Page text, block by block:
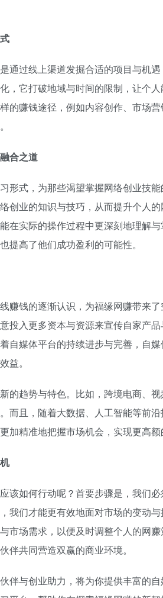
通过线上渠道发掘合适的项目与机
，它打破地域与时间的限制，让个
的赚钱途径，例如内容创作、市场
合之道
形式，为那些渴望掌握网络创业技
创业的知识与技巧，从而提升个人
在实际的操作过程中更深刻地理解
提高了他们成功盈利的可能性。
赚钱的逐渐认识，为福缘网赚带来
投入更多资本与资源来宣传自家产
自媒体平台的持续进步与完善，自
益。
的趋势与特色。比如，跨境电商、
而且，随着大数据、人工智能等前
加精准地把握市场机会，实现更高额
该如何行动呢？首要步骤是，我们
我们才能更有效地面对市场的变动
市场需求，以便及时调整个人的网
伴共同营造双赢的商业环境。
伴与创业助力，将为你提供丰富的